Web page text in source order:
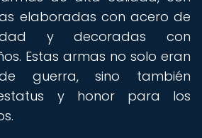
elaboradas con acero de
y decoradas con
Estas armas no solo eran
guerra, sino también
y honor para los